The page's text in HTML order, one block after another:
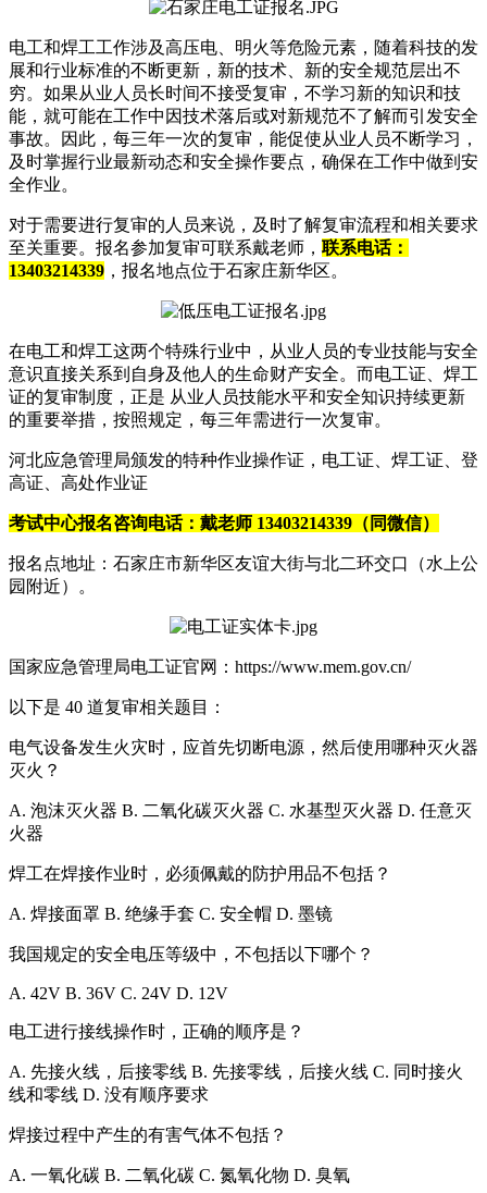
电工和焊工工作涉及高压电、明火等危险元素，随着科技的发
展和行业标准的不断更新，新的技术、新的安全规范层出不
穷。如果从业人员长时间不接受复审，不学习新的知识和技
能，就可能在工作中因技术落后或对新规范不了解而引发安全
事故。因此，每三年一次的复审，能促使从业人员不断学习，
及时掌握行业最新动态和安全操作要点，确保在工作中做到安
全作业。
对于需要进行复审的人员来说，及时了解复审流程和相关要求
至关重要。报名参加复审可联系戴老师， 联系电话：
13403214339 ，报名地点位于石家庄新华区。
在电工和焊工这两个特殊行业中，从业人员的专业技能与安全
意识直接关系到自身及他人的生命财产安全。而电工证、焊工
证的复审制度，正是 从业人员技能水平和安全知识持续更新
的重要举措，按照规定，每三年需进行一次复审。
河北应急管理局颁发的特种作业操作证，电工证、焊工证、登
高证、高处作业证
考试中心报名咨询电话：戴老师 13403214339（同微信）
报名点地址：石家庄市新华区友谊大街与北二环交口（水上公
园附近）。
国家应急管理局电工证官网：https://www.mem.gov.cn/
以下是 40 道复审相关题目：
电气设备发生火灾时，应首先切断电源，然后使用哪种灭火器
灭火？
A. 泡沫灭火器 B. 二氧化碳灭火器 C. 水基型灭火器 D. 任意灭
火器
焊工在焊接作业时，必须佩戴的防护用品不包括？
A. 焊接面罩 B. 绝缘手套 C. 安全帽 D. 墨镜
我国规定的安全电压等级中，不包括以下哪个？
A. 42V B. 36V C. 24V D. 12V
电工进行接线操作时，正确的顺序是？
A. 先接火线，后接零线 B. 先接零线，后接火线 C. 同时接火
线和零线 D. 没有顺序要求
焊接过程中产生的有害气体不包括？
A. 一氧化碳 B. 二氧化碳 C. 氮氧化物 D. 臭氧